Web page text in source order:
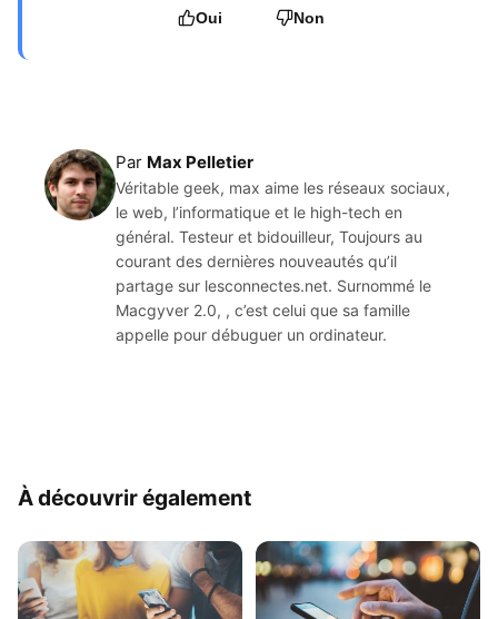
Oui Non
Par Max Pelletier
Véritable geek, max aime les réseaux sociaux,
le web, l’informatique et le high-tech en
général. Testeur et bidouilleur, Toujours au
courant des dernières nouveautés qu’il
partage sur lesconnectes.net. Surnommé le
Macgyver 2.0, , c’est celui que sa famille
appelle pour débuguer un ordinateur.
À découvrir également